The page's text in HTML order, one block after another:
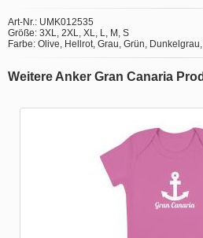
Art-Nr.: UMK012535
Größe: 3XL, 2XL, XL, L, M, S
Farbe: Olive, Hellrot, Grau, Grün,
Weitere Anker Gran Canaria